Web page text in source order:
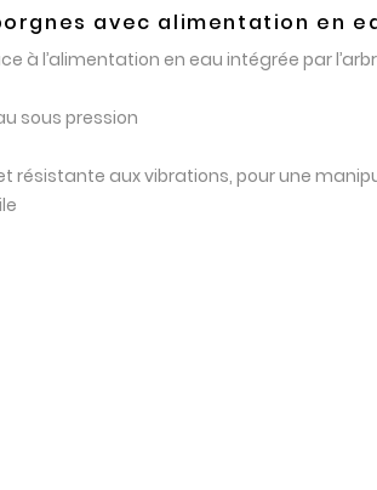
avec alimentation en
l’alimentation en eau intégrée par
sous pression
résistante aux vibrations, pour une